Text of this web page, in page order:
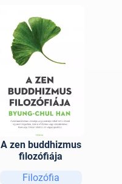
A zen buddhizmus
filozófiája
Filozófia